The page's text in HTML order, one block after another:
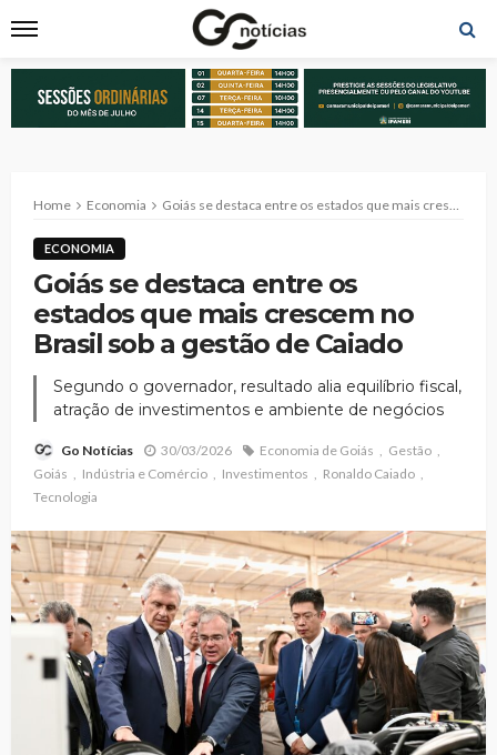
Home Economia Goiás se destaca entre os estados que mais crescem no Brasil sob a gestão de Caiado
ECONOMIA
Goiás se destaca entre os
estados que mais crescem no
Brasil sob a gestão de Caiado
Segundo o governador, resultado alia equilíbrio fiscal,
atração de investimentos e ambiente de negócios
Go Notícias 30/03/2026 Economia de Goiás
Gestão
Goiás
Indústria e Comércio Investimentos
Ronaldo Caiado
Tecnologia